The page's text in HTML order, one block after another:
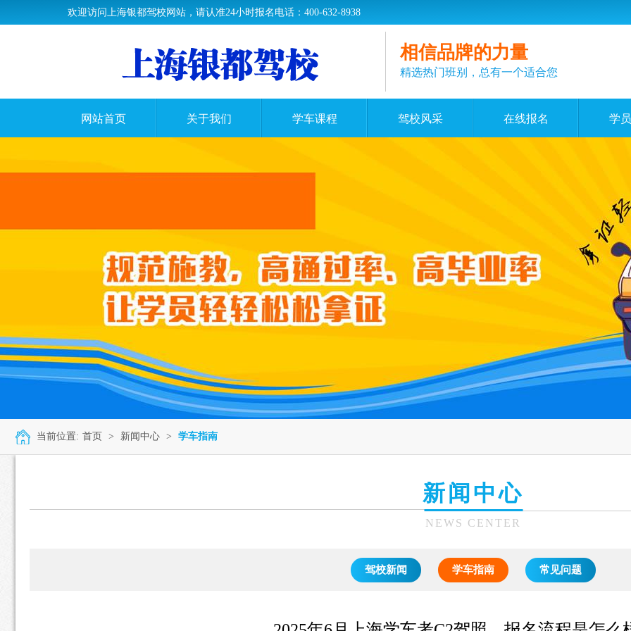
欢迎访问上海银都驾校网站，请认准24小时报名电话：400-632-8938
相信品牌的力量
精选热门班别，总有一个适合您
网站首页 关于我们 学车课程 驾校风采 在线报名 学
当前位置: 首页 > 新闻中心 > 学车指南
新闻中心
NEWS CENTER
驾校新闻 学车指南 常见问题